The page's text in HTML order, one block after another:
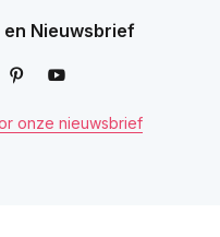
en Nieuwsbrief
onze nieuwsbrief